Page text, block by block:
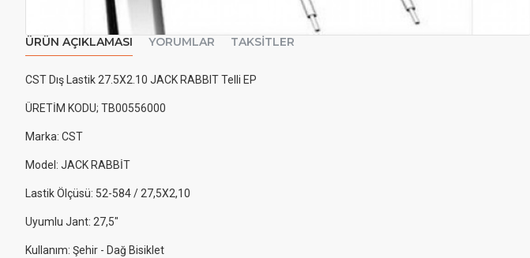
ÜRÜN AÇIKLAMASI YORUMLAR TAKSITLER
CST Dış Lastik 27.5X2.10 JACK RABBIT Telli EP
ÜRETİM KODU; TB00556000
Marka: CST
Model: JACK RABBİT
Lastik Ölçüsü: 52-584 / 27,5X2,10
Uyumlu Jant: 27,5"
Kullanım: Şehir - Dağ Bisiklet